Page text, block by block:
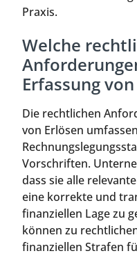
Praxis.
Welche
Erfassung
Die rechtlichen
von Erlösen
Vorschriften.
dass sie alle
eine korrekte und
finanziellen Lage zu
können zu
finanziellen Strafen